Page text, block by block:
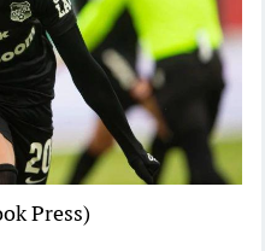
Press)